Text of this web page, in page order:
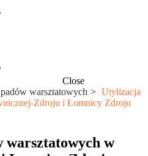
Close
warsztatowych
Utylizacja
Zdroju i Łomnicy Zdroju
warsztatowych w